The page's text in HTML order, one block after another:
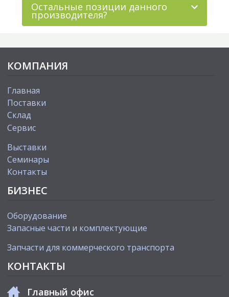
Остальные позиции данного
производителя?
КОМПАНИЯ
Главная
Поставки
Склад
Сервис
Выставки
Cеминары
Контакты
БИЗНЕС
Оборудование
Запасные части и комплектующие
Запчасти для коммерческого транспорта
КОНТАКТЫ
Главный офис